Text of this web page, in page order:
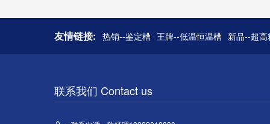
友情链接: 热销--鉴定槽 王牌--低温恒温槽 新品--超
联系我们 Contact us